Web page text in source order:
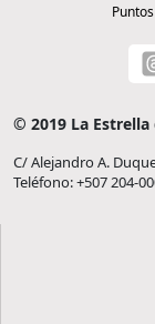
© 2019 La Estrella
C/ Alejandro A.
Teléfono: +507 204-